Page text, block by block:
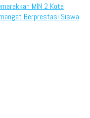
MIN 2 Kota
Berprestasi Siswa